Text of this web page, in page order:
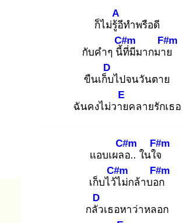
ก็ไม่รู้อี
A
ทำพรือดี
กับคำๆ นี้ที่
C#m
มีมากมาย
F#m
ขืนเก็บ
D
ไปจนวันตาย
ฉันคงไม่วาย
E
คลายรักเธอ
แอบเผลอ
C#m
.. ในใจ
F#m
เก็บไว้ไ
C#m
ม่กล้าบอก
F#m
กลัว
D
เธอหาว่าหลอก